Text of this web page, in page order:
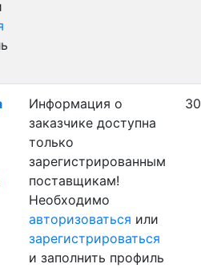
Информация о
заказчике доступна
только
зарегистрированным
поставщикам!
Необходимо
авторизоваться или
зарегистрироваться
и заполнить профиль